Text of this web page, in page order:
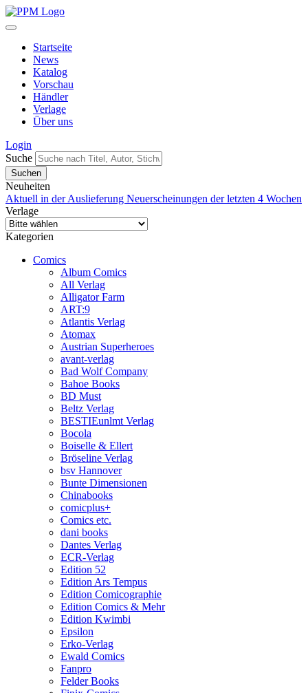
Startseite
News
Katalog
Vorschau
Händler
Verlage
Über uns
Login
Suche
Neuheiten
Aktuell in der Auslieferung Neuerscheinungen der letzten 4 Wochen
Verlage
Kategorien
Comics
Album Comics
All Verlag
Alligator Farm
ART:9
Atlantis Verlag
Atomax
Austrian Superheroes
avant-verlag
Bad Wolf Company
Bahoe Books
BD Must
Beltz Verlag
BESTIEunlmt Verlag
Bocola
Boiselle & Ellert
Bröseline Verlag
bsv Hannover
Bunte Dimensionen
Chinabooks
comicplus+
Comics etc.
dani books
Dantes Verlag
ECR-Verlag
Edition 52
Edition Ars Tempus
Edition Comicographie
Edition Comics & Mehr
Edition Kwimbi
Epsilon
Erko-Verlag
Ewald Comics
Fanpro
Felder Books